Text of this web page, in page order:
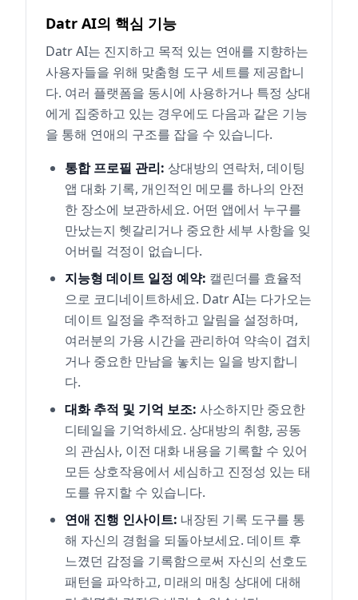
Datr AI의 핵심 기능
Datr AI는 진지하고 목적 있는 연애를 지향하는
사용자들을 위해 맞춤형 도구 세트를 제공합니
다. 여러 플랫폼을 동시에 사용하거나 특정 상대
에게 집중하고 있는 경우에도 다음과 같은 기능
을 통해 연애의 구조를 잡을 수 있습니다.
통합 프로필 관리: 상대방의 연락처, 데이팅
앱 대화 기록, 개인적인 메모를 하나의 안전
한 장소에 보관하세요. 어떤 앱에서 누구를
만났는지 헷갈리거나 중요한 세부 사항을 잊
어버릴 걱정이 없습니다.
지능형 데이트 일정 예약: 캘린더를 효율적
으로 코디네이트하세요. Datr AI는 다가오는
데이트 일정을 추적하고 알림을 설정하며,
여러분의 가용 시간을 관리하여 약속이 겹치
거나 중요한 만남을 놓치는 일을 방지합니
다.
대화 추적 및 기억 보조: 사소하지만 중요한
디테일을 기억하세요. 상대방의 취향, 공동
의 관심사, 이전 대화 내용을 기록할 수 있어
모든 상호작용에서 세심하고 진정성 있는 태
도를 유지할 수 있습니다.
연애 진행 인사이트: 내장된 기록 도구를 통
해 자신의 경험을 되돌아보세요. 데이트 후
느꼈던 감정을 기록함으로써 자신의 선호도
패턴을 파악하고, 미래의 매칭 상대에 대해